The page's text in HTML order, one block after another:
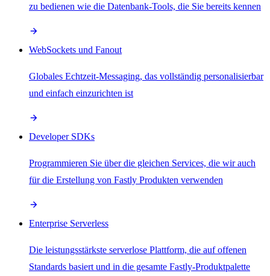
zu bedienen wie die Datenbank-Tools, die Sie bereits kennen
WebSockets und Fanout
Globales Echtzeit-Messaging, das vollständig personalisierbar
und einfach einzurichten ist
Developer SDKs
Programmieren Sie über die gleichen Services, die wir auch
für die Erstellung von Fastly Produkten verwenden
Enterprise Serverless
Die leistungsstärkste serverlose Plattform, die auf offenen
Standards basiert und in die gesamte Fastly-Produktpalette